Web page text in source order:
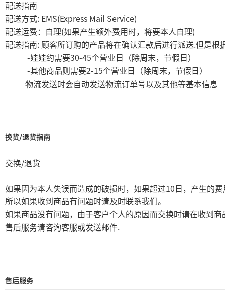
配送指南
配送方式: EMS(Express Mail Service)
配送运费：自理(如果产生额外费用时，将要本人自理)
配送指南: 顾客所订购的产品将在确认汇款后进行派送.但是根
-娃娃约需要30-45个营业日（除周末，节假日）
-其他商品则需要2-15个营业日（除周末，节假日）
物流发送时会自动发送物流订单号以及其他等基本信息
换货/退货指南
交换/退货
如果因为本人失误而造成的破损时，如果超过10 日，产生的
所以如果收到商品有问题时请及时联系我们。
如果商品没有问题，由于客户个人的原因而交换时请在收到商
售后服务请咨询客服或发送邮件.
售后服务